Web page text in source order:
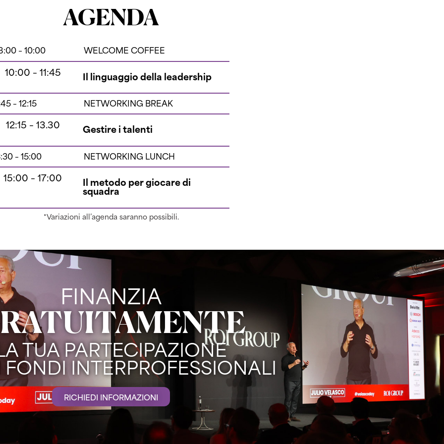
AGENDA
– 10:00 WELCOME COFFEE
10:00 – 11:45 Il linguaggio della leadership
– 12:15 NETWORKING BREAK
12:15 – 13.30 Gestire i talenti
– 15:00 NETWORKING LUNCH
15:00 – 17:00 Il metodo per giocare di
squadra
*Variazioni all’agenda saranno possibili.
FINANZIA
TUA PARTECIPAZIONE
INTERPROFESSIONALI
RICHIEDI INFORMAZIONI